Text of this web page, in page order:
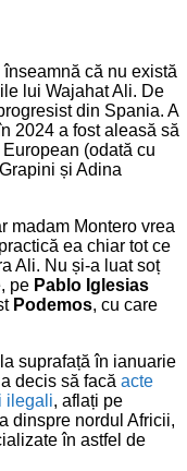
că nu există
lui Wajahat Ali. De
din Spania. A
2024 a fost aleasă să
(odată cu
și Adina
madam Montero vrea
ea chiar tot ce
Ali. Nu și-a luat soț
pe Pablo Iglesias
Podemos, cu care
suprafață în ianuarie
a decis să facă acte
ilegali, aflați pe
dinspre nordul Africii,
în astfel de